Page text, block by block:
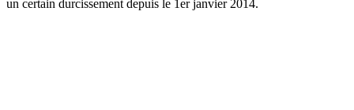
un certain durcissement depuis le 1er janvier 2014.